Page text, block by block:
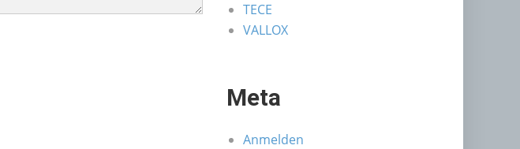
TECE
VALLOX
Meta
Anmelden